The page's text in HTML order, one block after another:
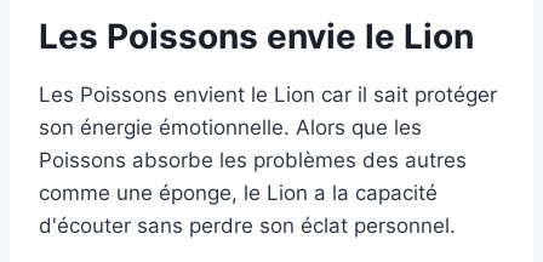
Les Poissons envie le Lion
Les Poissons envient le Lion car il sait protéger
son énergie émotionnelle. Alors que les
Poissons absorbe les problèmes des autres
comme une éponge, le Lion a la capacité
d'écouter sans perdre son éclat personnel.